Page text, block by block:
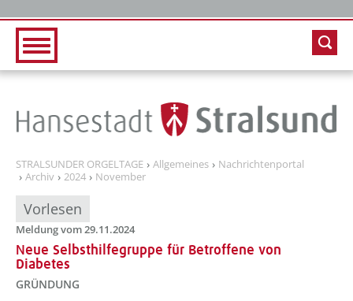
STRALSUNDER ORGELTAGE Allgemeines
Nachrichtenportal
Archiv
2024 November
Vorlesen
Meldung vom 29.11.2024
Neue Selbsthilfegruppe für Betroffene von
Diabetes
GRÜNDUNG